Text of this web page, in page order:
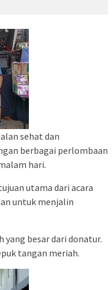
sehat dan
berbagai perlombaan
hari.
utama dari acara
untuk menjalin
yang besar dari donatur.
tangan meriah.